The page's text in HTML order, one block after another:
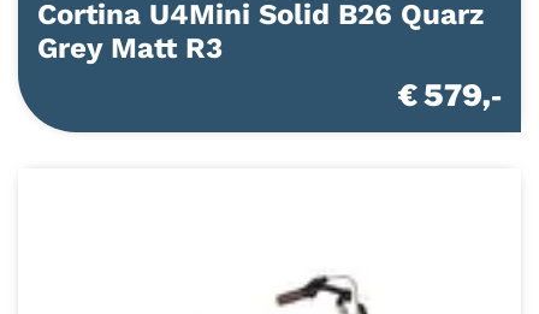
Cortina U4Mini Solid B26 Quarz
Grey Matt R3
€ 579,-